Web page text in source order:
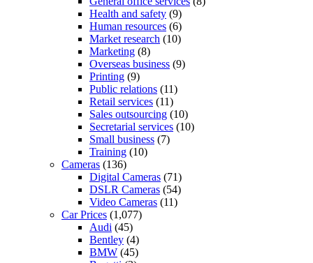
Health and safety (9)
Human resources (6)
Market research (10)
Marketing (8)
Overseas business (9)
Printing (9)
Public relations (11)
Retail services (11)
Sales outsourcing (10)
Secretarial services (10)
Small business (7)
Training (10)
Cameras (136)
Digital Cameras (71)
DSLR Cameras (54)
Video Cameras (11)
Car Prices (1,077)
Audi (45)
Bentley (4)
BMW (45)